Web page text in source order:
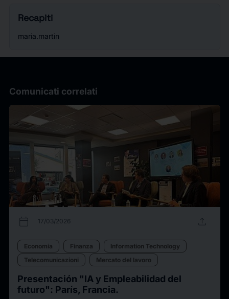
Recapiti
maria.martin
Comunicati correlati
calendar_today 17/03/2026 upload
Economia Finanza
Information Technology
Telecomunicazioni
Mercato del lavoro
Presentación "IA y Empleabilidad del
futuro": París, Francia.